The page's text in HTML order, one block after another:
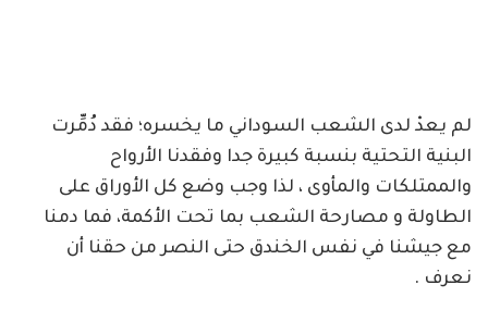
لم يعدْ لدى الشعب السوداني ما يخسره؛ فقد دُمِّرت
البنية التحتية بنسبة كبيرة جدا وفقدنا الأرواح
والممتلكات والمأوى ، لذا وجب وضع كل الأوراق على
الطاولة و مصارحة الشعب بما تحت الأكمة، فما دمنا
مع جيشنا في نفس الخندق حتى النصر من حقنا أن
نعرف .